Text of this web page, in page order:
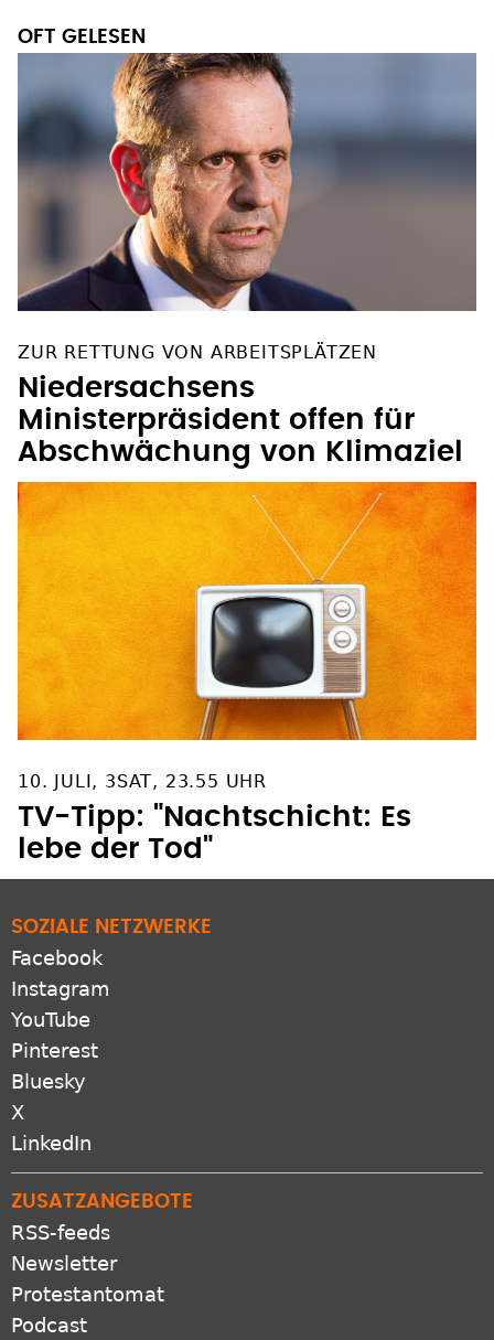
OFT GELESEN
ZUR RETTUNG VON ARBEITSPLÄTZEN
Niedersachsens
Ministerpräsident offen für
Abschwächung von Klimaziel
10. JULI, 3SAT, 23.55 UHR
TV-Tipp: "Nachtschicht: Es
lebe der Tod"
SOZIALE NETZWERKE
Facebook
Instagram
YouTube
Pinterest
Bluesky
X
LinkedIn
ZUSATZANGEBOTE
RSS-feeds
Newsletter
Protestantomat
Podcast